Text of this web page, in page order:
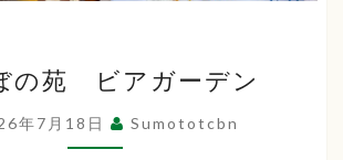
け
ぼ
の
の苑 ビアガーデン
年7月18日 Sumototcbn